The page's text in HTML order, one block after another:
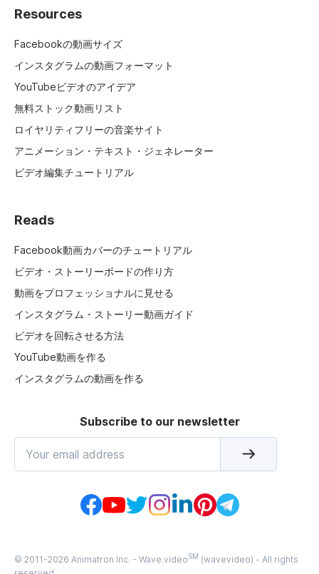
Resources
Facebookの動画サイズ
インスタグラムの動画フォーマット
YouTubeビデオのアイデア
無料ストック動画リスト
ロイヤリティフリーの音楽サイト
アニメーション・テキスト・ジェネレーター
ビデオ編集チュートリアル
Reads
Facebook動画カバーのチュートリアル
ビデオ・ストーリーボードの作り方
動画をプロフェッショナルに見せる
インスタグラム・ストーリー動画ガイド
ビデオを回転させる方法
YouTube動画を作る
インスタグラムの動画を作る
Subscribe to our newsletter
© 2011-2026 Animatron Inc. - Wave.videoSM (wavevideo) - All rights